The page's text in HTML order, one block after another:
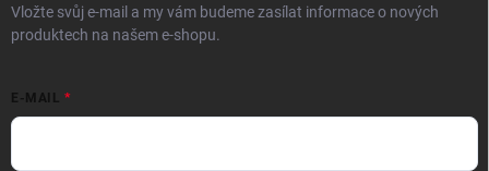
Vložte svůj e-mail a my vám budeme zasílat informace o nových
produktech na našem e-shopu.
E-MAIL